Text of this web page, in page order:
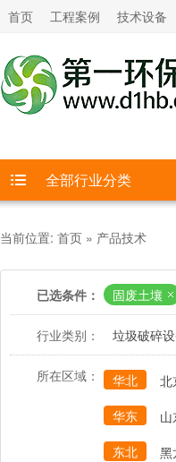
首页 工程案例 技术设备
全部行业分类
当前位置: 首页 » 产品技术
已选条件： 固废土壤
行业类别： 垃圾破碎
所在区域： 华北 北
华东
山
东北
黑